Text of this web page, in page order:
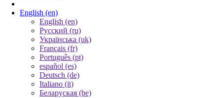
English (en)
English (en)
Русский (ru)
Українська (uk)
Français (fr)
Português (pt)
español (es)
Deutsch (de)
Italiano (it)
Беларуская (be)